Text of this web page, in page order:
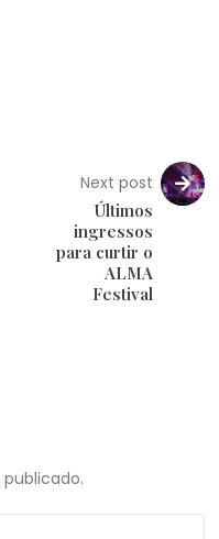
Next post
Últimos
ingressos
para curtir o
ALMA
Festival